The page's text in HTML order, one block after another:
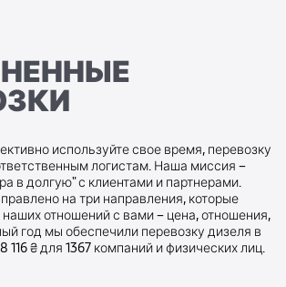
используйте свое время, перевозку
логистам. Наша миссия –
в долгую" с клиентами и партнерами.
на три направления, которые
отношений с вами – цена, отношения,
год мы обеспечили перевозку дизеля в
116 ₴ для 1367 компаний и физических лиц.